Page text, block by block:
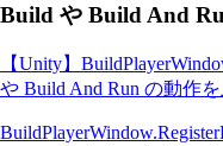
Build や Build And
【Unity】
や Build And Run の動作